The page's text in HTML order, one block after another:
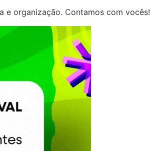
e organização. Contamos com vocês!